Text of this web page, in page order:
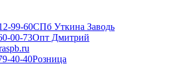
99-60СПб Уткина Заводь
00-73Опт Дмитрий
40-40Розница